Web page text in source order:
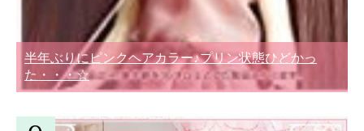
半年ぶりにピンクヘアカラー♪プリン状態ひどかっ
た・・・☆